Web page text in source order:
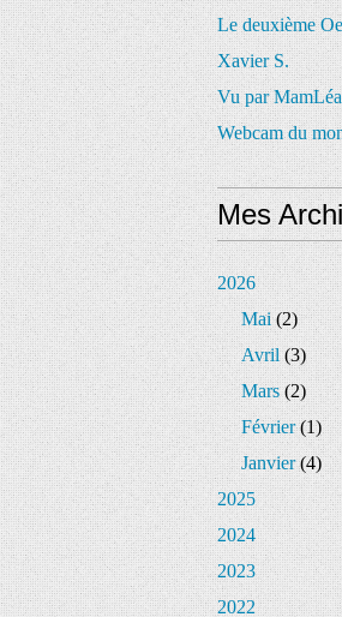
Le deuxième
Xavier S.
Vu par MamLéa
Webcam du
Mes
2026
Mai(2)
Avril(3)
Mars(2)
Février(1)
Janvier(4)
2025
2024
2023
2022